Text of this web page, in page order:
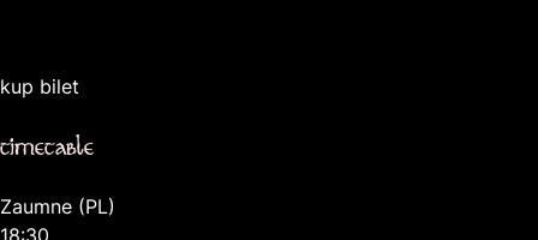
kup bilet
timetable
Zaumne (PL)
18:30